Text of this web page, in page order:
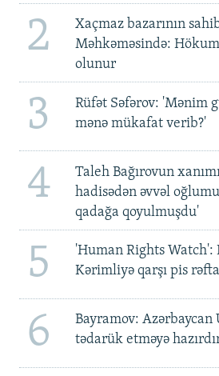
2
Xaçmaz bazarının
Məhkəməsində:
olunur
3
Rüfət Səfərov: 'Mənim
mənə mükafat verib?'
4
Taleh Bağırovun
hadisədən əvvəl
qadağa qoyulmuşdu'
5
'Human Rights
Kərimliyə qarşı pis
6
Bayramov: Azərbaycan
tədarük etməyə